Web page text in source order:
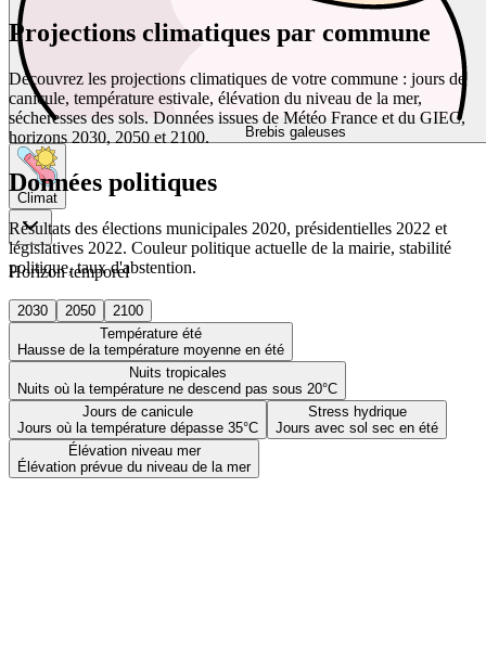
Brebis galeuses
Climat
Horizon temporel
2030 2050
2100
Température été
Hausse de la température moyenne en été
Nuits tropicales
Nuits où la température ne descend pas sous 20°C
Jours de canicule
Jours où la température dépasse 35°C
Stress hydrique
Jours avec sol sec en été
Élévation niveau mer
Élévation prévue du niveau de la mer
Projections climatiques par commune
Découvrez les projections climatiques de votre commune : jours de
canicule, température estivale, élévation du niveau de la mer,
sécheresses des sols. Données issues de Météo France et du GIEC,
horizons 2030, 2050 et 2100.
Données politiques
Résultats des élections municipales 2020, présidentielles 2022 et
législatives 2022. Couleur politique actuelle de la mairie, stabilité
politique, taux d'abstention.